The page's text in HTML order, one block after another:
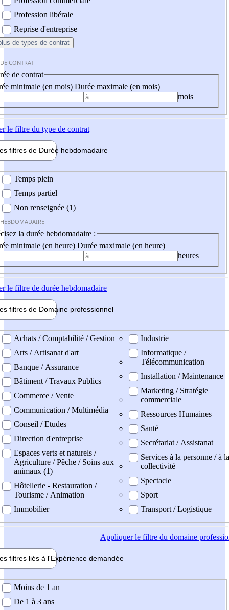
Profession libérale
Reprise d'entreprise
de types de contrat
CONTRAT
de contrat
minimale (en mois) Durée maximale (en mois)
mois
le filtre du type de contrat
filtres de Durée hebdomadaire
Temps plein
Temps partiel
Non renseignée (1)
la durée hebdomadaire :
minimale (en heure) Durée maximale (en heure)
heures
le filtre de durée hebdomadaire
filtres de Domaine professionnel
professionel
Achats / Comptabilité / Gestion
Arts / Artisanat d'art
Banque / Assurance
Bâtiment / Travaux Publics
Commerce / Vente
Communication / Multimédia
Conseil / Etudes
Direction d'entreprise
Espaces verts et naturels /
Agriculture / Pêche / Soins aux
animaux (1)
Hôtellerie - Restauration /
Tourisme / Animation
Immobilier
Industrie
Informatique /
Télécommunication
Installation / Maintenance
Marketing / Stratégie
commerciale
Ressources Humaines
Santé
Secrétariat / Assistanat
Services à la personne / à la
collectivité
Spectacle
Sport
Transport / Logistique
Appliquerle filtre du domaine
filtres liés à l'Expérience demandée
demandée
Moins de 1 an
De 1 à 3 ans